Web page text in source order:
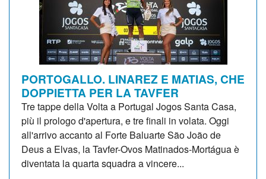
PORTOGALLO. LINAREZ E MATIAS, CHE
DOPPIETTA PER LA TAVFER
Tre tappe della Volta a Portugal Jogos Santa Casa,
più il prologo d'apertura, e tre finali in volata. Oggi
all'arrivo accanto al Forte Baluarte São João de
Deus a Elvas, la Tavfer-Ovos Matinados-Mortágua è
diventata la quarta squadra a vincere...